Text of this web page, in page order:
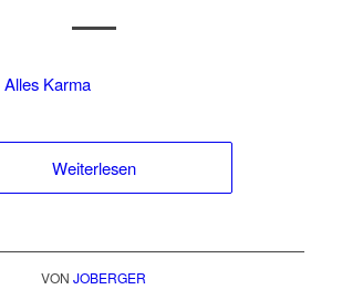
Weiterlesen
VONJOBERGER